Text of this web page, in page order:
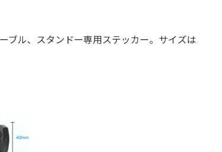
ブル、スタンドー専用ステッカー。サイズは